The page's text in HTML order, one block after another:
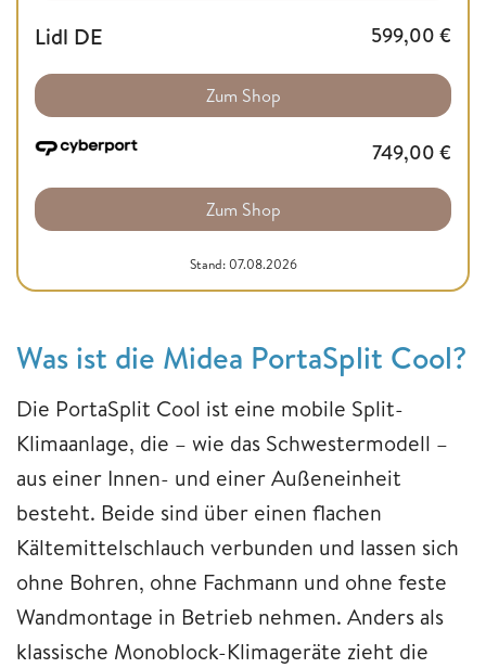
Lidl DE 599,00 €
Zum Shop
749,00 €
Zum Shop
Stand: 07.08.2026
Was ist die Midea PortaSplit Cool?
Die PortaSplit Cool ist eine mobile Split-
Klimaanlage, die – wie das Schwestermodell –
aus einer Innen- und einer Außeneinheit
besteht. Beide sind über einen flachen
Kältemittelschlauch verbunden und lassen sich
ohne Bohren, ohne Fachmann und ohne feste
Wandmontage in Betrieb nehmen. Anders als
klassische Monoblock-Klimageräte zieht die